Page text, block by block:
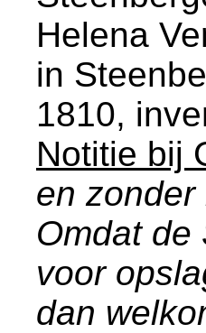
Helena
in
1810,
Notitie bij
en
Omdat de
voor
dan